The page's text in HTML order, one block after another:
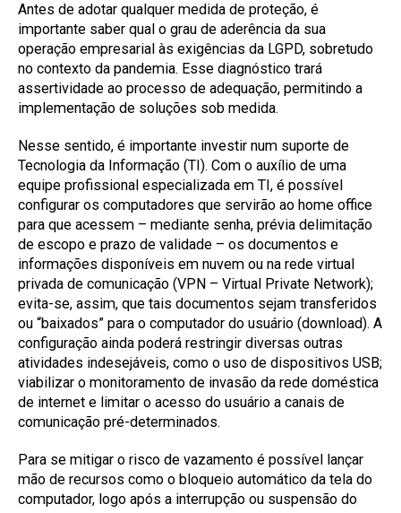
Antes de adotar qualquer medida de proteção, é
importante saber qual o grau de aderência da sua
operação empresarial às exigências da LGPD, sobretudo
no contexto da pandemia. Esse diagnóstico trará
assertividade ao processo de adequação, permitindo a
implementação de soluções sob medida.
Nesse sentido, é importante investir num suporte de
Tecnologia da Informação (TI). Com o auxílio de uma
equipe profissional especializada em TI, é possível
configurar os computadores que servirão ao home office
para que acessem – mediante senha, prévia delimitação
de escopo e prazo de validade – os documentos e
informações disponíveis em nuvem ou na rede virtual
privada de comunicação (VPN – Virtual Private Network);
evita-se, assim, que tais documentos sejam transferidos
ou “baixados” para o computador do usuário (download). A
configuração ainda poderá restringir diversas outras
atividades indesejáveis, como o uso de dispositivos USB;
viabilizar o monitoramento de invasão da rede doméstica
de internet e limitar o acesso do usuário a canais de
comunicação pré-determinados.
Para se mitigar o risco de vazamento é possível lançar
mão de recursos como o bloqueio automático da tela do
computador, logo após a interrupção ou suspensão do